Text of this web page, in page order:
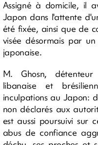
Assigné à domicile, il
Japon dans l'attente
été fixée, ainsi que de
visée désormais par
japonaise.
M. Ghosn,
libanaise et
inculpations au Japon:
non déclarés aux
est aussi poursuivi sur
abus de confiance